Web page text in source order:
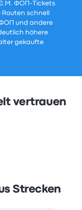
Є.М. ФОП-Tickets
schnell
ФОП und andere
höhere
gekaufte
vertrauen
Strecken